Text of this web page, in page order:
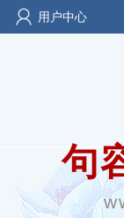
用户中心
句